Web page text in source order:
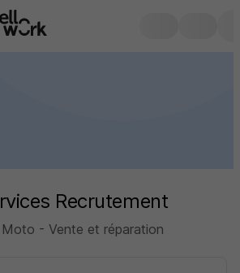
Recrutement
- Vente et réparation